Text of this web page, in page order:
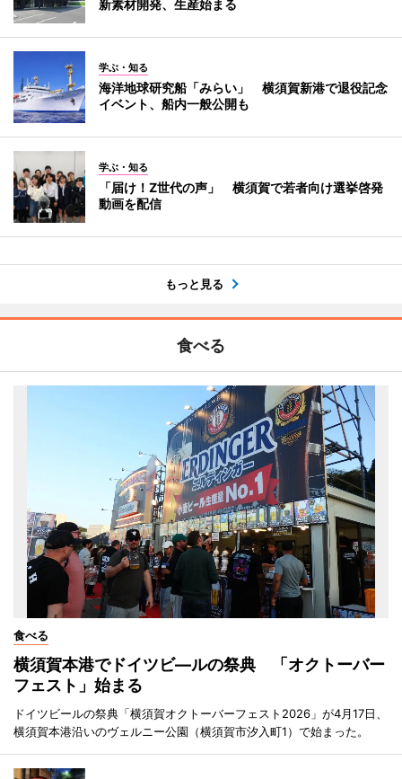
新素材開発、生産始まる
学ぶ・知る
海洋地球研究船「みらい」 横須賀新港で退役記念
イベント、船内一般公開も
学ぶ・知る
「届け！Z世代の声」 横須賀で若者向け選挙啓発
動画を配信
もっと見る
食べる
食べる
横須賀本港でドイツビ―ルの祭典 「オクトーバー
フェスト」始まる
ドイツビールの祭典「横須賀オクトーバーフェスト2026」が4月17日、
横須賀本港沿いのヴェルニー公園（横須賀市汐入町1）で始まった。